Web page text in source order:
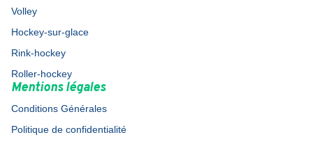
Volley
Hockey-sur-glace
Rink-hockey
Roller-hockey
Mentions légales
Conditions Générales
Politique de confidentialité